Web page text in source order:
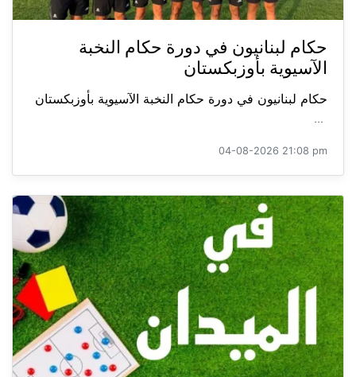
حكام لبنانيون في دورة حكام النخبة
الآسيوية بأوزبكستان
حكام لبنانيون في دورة حكام النخبة الآسيوية بأوزبكستان
...
04-08-2026 21:08 pm